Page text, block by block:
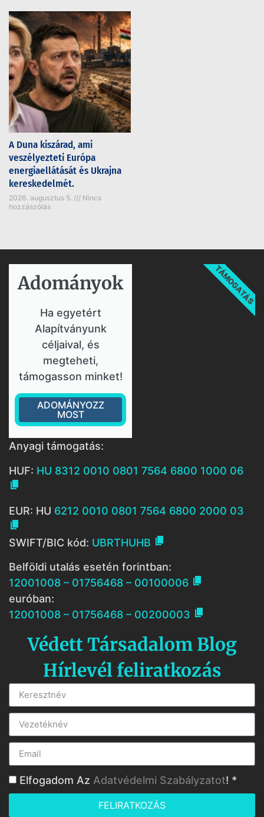
A Duna kiszárad, ami
veszélyezteti Európa
energiaellátását és Ukrajna
kereskedelmét.
2026. augusztus 5.
Nincs
hozzászólás
Adományok​
Ha egyetért
Alapítványunk
céljaival, és
megteheti,
támogasson minket!
ADOMÁNYOZZ
MOST
TÁMOGATÁS
Anyagi támogatás:
HUF: HU 8312 0010 0801 7564 6800 1000 06

EUR: HU 6212 0010 0801 7564 6800 2000 03

SWIFT/BIC kód: UBRTHUHB 
Belföldi utalás esetén forintban:
12001008 – 01756468 – 00100006 
euróban:
12001008 – 01756468 – 00200003 
Védett Társadalom Blog
Hírlevél feliratkozás
Elfogadom Az Adatvédelmi Szabályzatot! *
FELIRATKOZÁS